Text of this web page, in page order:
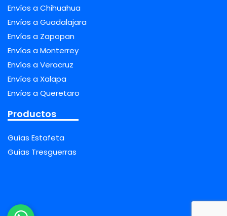
Envíos a Chihuahua
Envíos a Guadalajara
Envíos a Zapopan
Envíos a Monterrey
Envíos a Veracruz
Envíos a Xalapa
Envíos a Queretaro
Productos
Guías Estafeta
Guías Tresguerras